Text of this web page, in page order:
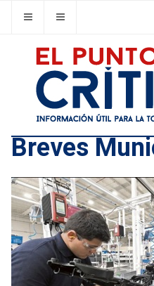
Breves